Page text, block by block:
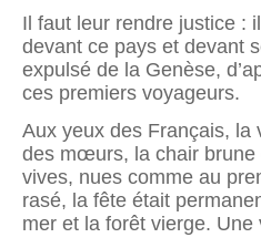
Il faut leur rendre justice :
devant ce pays et devant
expulsé de la Genèse,
ces premiers voyageurs.
Aux yeux des Français, la
des mœurs, la chair brune
vives, nues comme au
rasé, la fête était
mer et la forêt vierge. Une